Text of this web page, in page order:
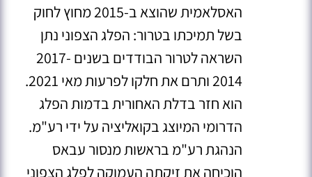
האסלאמית שהוצא ב-2015 מחוץ לחוק
בשל תמיכתו בטרור: הפלג הצפוני נתן
השראה לטרור הבודדים בשנים 2017-
2014 ותרם את חלקו לפרעות מאי 2021
.
הוא חזר בדלת האחורית בדמות הפלג
הדרומי המיוצג בקואליציה על ידי רע"מ.
הנהגת רע"מ בראשות מנסור עבאס
הוכיחה את זיקתה העמוקה לפלג הצפוני